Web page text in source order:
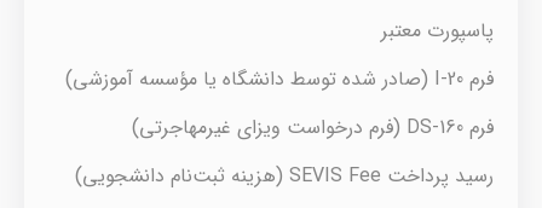
پاسپورت معتبر
فرم I-20 (صادر شده توسط دانشگاه یا مؤسسه آموزشی)
فرم DS-160 (فرم درخواست ویزای غیرمهاجرتی)
رسید پرداخت SEVIS Fee (هزینه ثبت‌نام دانشجویی)